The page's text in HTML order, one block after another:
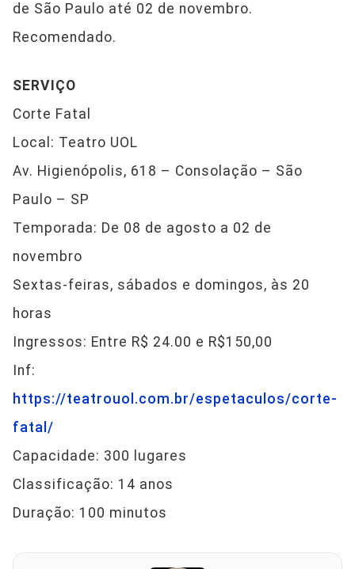
de São Paulo até 02 de novembro.
Recomendado.
SERVIÇO
Corte Fatal
Local: Teatro UOL
Av. Higienópolis, 618 – Consolação – São
Paulo – SP
Temporada: De 08 de agosto a 02 de
novembro
Sextas-feiras, sábados e domingos, às 20
horas
Ingressos: Entre R$ 24.00 e R$150,00
Inf:
https://teatrouol.com.br/espetaculos/corte-
fatal/
Capacidade: 300 lugares
Classificação: 14 anos
Duração: 100 minutos